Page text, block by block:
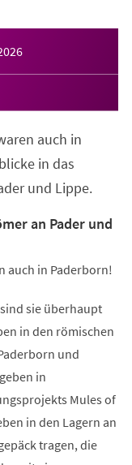
auch in
in das
und Lippe.
an Pader und
auch in Paderborn!
sie überhaupt
in den römischen
und
in
Mules of
in den Lagern an
tragen, die